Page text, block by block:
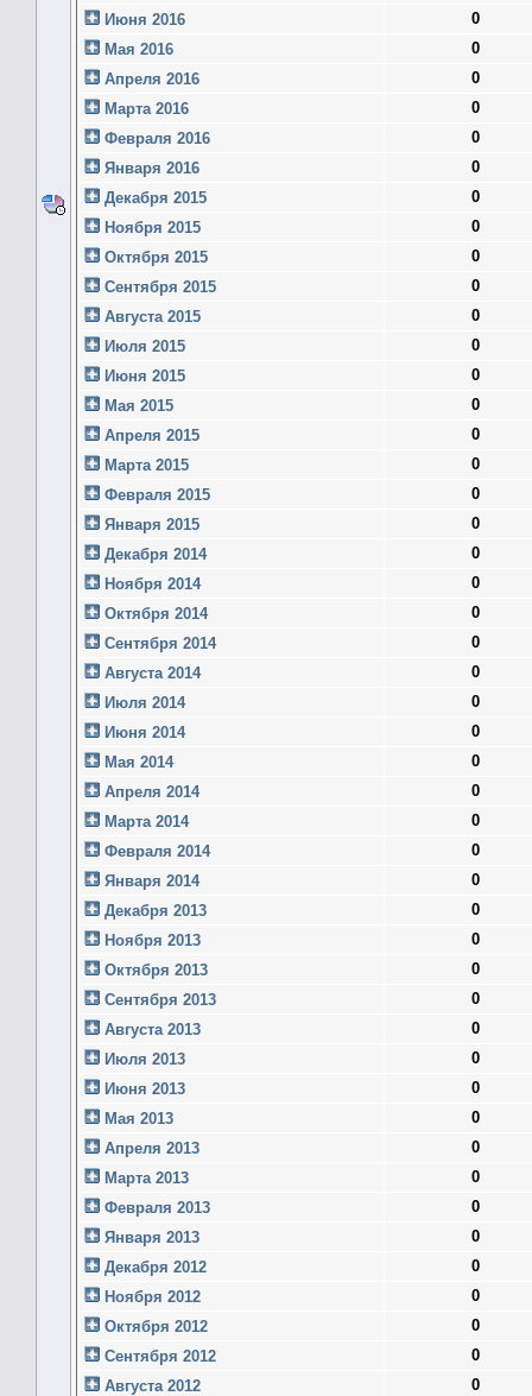
Июня 2016
0
Мая 2016
0
Апреля 2016
0
Марта 2016
0
Февраля 2016
0
Января 2016
0
Декабря 2015
0
Ноября 2015
0
Октября 2015
0
Сентября 2015
0
Августа 2015
0
Июля 2015
0
Июня 2015
0
Мая 2015
0
Апреля 2015
0
Марта 2015
0
Февраля 2015
0
Января 2015
0
Декабря 2014
0
Ноября 2014
0
Октября 2014
0
Сентября 2014
0
Августа 2014
0
Июля 2014
0
Июня 2014
0
Мая 2014
0
Апреля 2014
0
Марта 2014
0
Февраля 2014
0
Января 2014
0
Декабря 2013
0
Ноября 2013
0
Октября 2013
0
Сентября 2013
0
Августа 2013
0
Июля 2013
0
Июня 2013
0
Мая 2013
0
Апреля 2013
0
Марта 2013
0
Февраля 2013
0
Января 2013
0
Декабря 2012
0
Ноября 2012
0
Октября 2012
0
Сентября 2012
0
Августа 2012
0